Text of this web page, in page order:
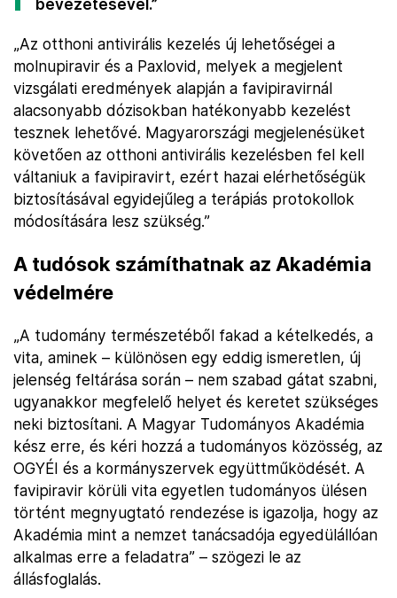
bevezetésével.”
„Az otthoni antivirális kezelés új lehetőségei a
molnupiravir és a Paxlovid, melyek a megjelent
vizsgálati eredmények alapján a favipiravirnál
alacsonyabb dózisokban hatékonyabb kezelést
tesznek lehetővé. Magyarországi megjelenésüket
követően az otthoni antivirális kezelésben fel kell
váltaniuk a favipiravirt, ezért hazai elérhetőségük
biztosításával egyidejűleg a terápiás protokollok
módosítására lesz szükség.”
A tudósok számíthatnak az Akadémia
védelmére
„A tudomány természetéből fakad a kételkedés, a
vita, aminek – különösen egy eddig ismeretlen, új
jelenség feltárása során – nem szabad gátat szabni,
ugyanakkor megfelelő helyet és keretet szükséges
neki biztosítani. A Magyar Tudományos Akadémia
kész erre, és kéri hozzá a tudományos közösség, az
OGYÉI és a kormányszervek együttműködését. A
favipiravir körüli vita egyetlen tudományos ülésen
történt megnyugtató rendezése is igazolja, hogy az
Akadémia mint a nemzet tanácsadója egyedülállóan
alkalmas erre a feladatra” – szögezi le az
állásfoglalás.